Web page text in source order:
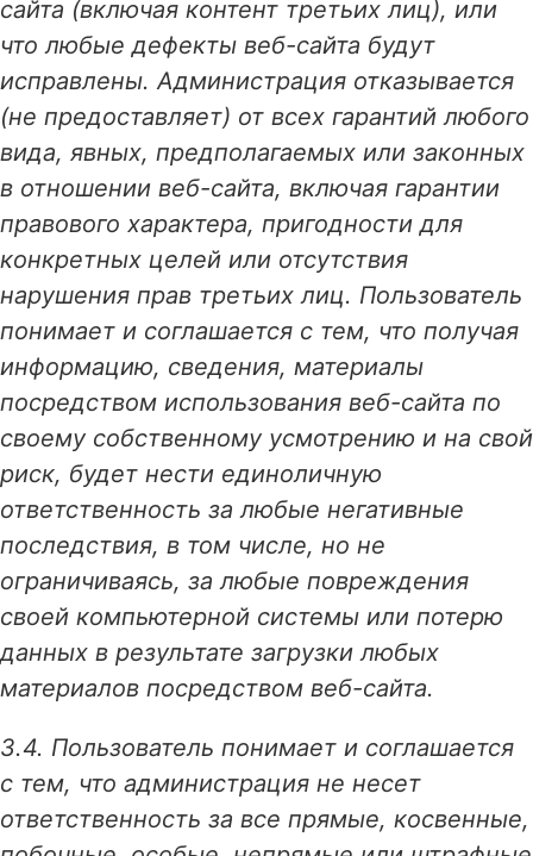
сайта (включая контент третьих лиц), или
что любые дефекты веб-сайта будут
исправлены. Администрация отказывается
(не предоставляет) от всех гарантий любого
вида, явных, предполагаемых или законных
в отношении веб-сайта, включая гарантии
правового характера, пригодности для
конкретных целей или отсутствия
нарушения прав третьих лиц. Пользователь
понимает и соглашается с тем, что получая
информацию, сведения, материалы
посредством использования веб-сайта по
своему собственному усмотрению и на свой
риск, будет нести единоличную
ответственность за любые негативные
последствия, в том числе, но не
ограничиваясь, за любые повреждения
своей компьютерной системы или потерю
данных в результате загрузки любых
материалов посредством веб-сайта.
3.4. Пользователь понимает и соглашается
с тем, что администрация не несет
ответственность за все прямые, косвенные,